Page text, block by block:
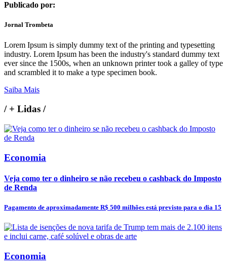
Publicado por:
Jornal Trombeta
Lorem Ipsum is simply dummy text of the printing and typesetting
industry. Lorem Ipsum has been the industry's standard dummy text
ever since the 1500s, when an unknown printer took a galley of type
and scrambled it to make a type specimen book.
Saiba Mais
/+ Lidas /
Economia
Veja como ter o dinheiro se não recebeu o cashback do Imposto
de Renda
Pagamento de aproximadamente R$ 500 milhões está previsto para o dia 15
Economia